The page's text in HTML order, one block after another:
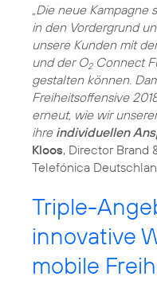
„Die neue
in den Vordergrund
unsere Kunden mit
und der O2Connect
gestalten können.
Freiheitsoffensive
erneut, wie wir
ihre individuellen
Kloos, Director Brand
Telefónica
Triple-
innovative
mobile